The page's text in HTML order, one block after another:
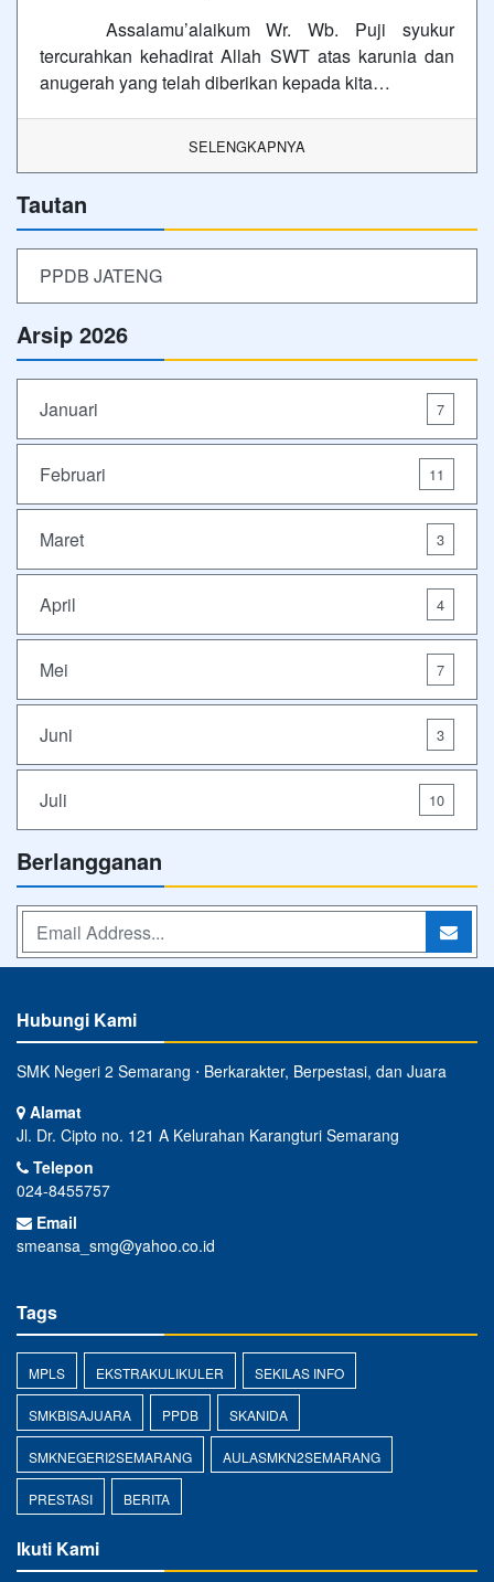
Assalamu’alaikum Wr. Wb. Puji syukur
tercurahkan kehadirat Allah SWT atas karunia dan
anugerah yang telah diberikan kepada kita…
SELENGKAPNYA
Tautan
PPDB JATENG
Arsip 2026
Januari 7
Februari 11
Maret 3
April 4
Mei 7
Juni 3
Juli 10
Berlangganan
Hubungi Kami
SMK Negeri 2 Semarang ⋅ Berkarakter, Berpestasi, dan Juara
Alamat
Jl. Dr. Cipto no. 121 A Kelurahan Karangturi Semarang
Telepon
024-8455757
Email
smeansa_smg@yahoo.co.id
Tags
MPLS EKSTRAKULIKULER SEKILAS INFO
SMKBISAJUARA PPDB SKANIDA
SMKNEGERI2SEMARANG AULASMKN2SEMARANG
PRESTASI BERITA
Ikuti Kami